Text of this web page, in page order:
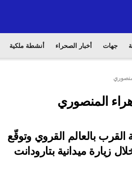
جهات أخبار الصحراء أنشطة ملكية
المنصوري
بالعالم القروي وتوقّع
زيارة ميدانية بتارودانت